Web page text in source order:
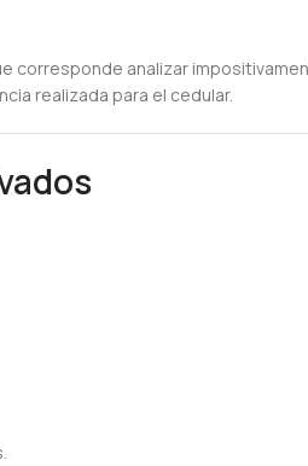
corresponde analizar
realizada para el cedular.